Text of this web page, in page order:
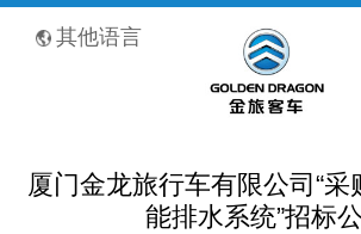
其他语言
厦门金龙旅行车有限公司“采
能排水系统”招标